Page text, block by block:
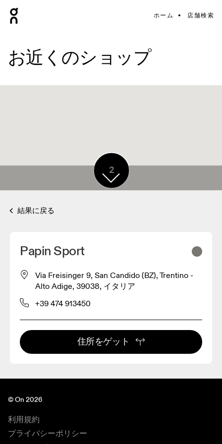
ホーム 店舗検索
お近くのショップ
2
結果に戻る
Papin Sport
Via Freisinger 9, San Candido (BZ), Trentino -
Alto Adige, 39038, イタリア
+39 474 913450
住所をゲット
© On 2026
利用規約
プライバシーポリシー